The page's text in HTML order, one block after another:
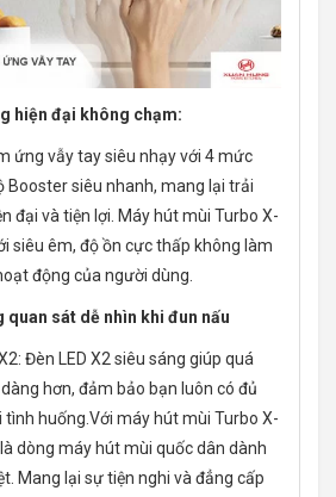
hiện đại không chạm:
ứng vẫy tay siêu nhạy với 4 mức
Booster siêu nhanh, mang lại trải
đại và tiện lợi. Máy hút mùi Turbo X-
siêu êm, độ ồn cực thấp không làm
động của người dùng.
quan sát dễ nhìn khi đun nấu
Đèn LED X2 siêu sáng giúp quá
hơn, đảm bảo bạn luôn có đủ
huống.Với máy hút mùi Turbo X-
dòng máy hút mùi quốc dân dành
Mang lại sự tiện nghi và đẳng cấp